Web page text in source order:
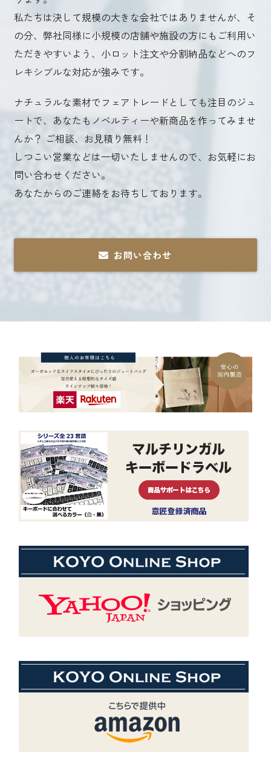
私たちは決して規模の大きな会社ではありませんが、そ
の分、弊社同様に小規模の店舗や施設の方にもご利用い
ただきやすいよう、小ロット注文や分割納品などへのフ
レキシブルな対応が強みです。
ナチュラルな素材でフェアトレードとしても注目のジュ
ートで、あなたもノベルティーや新商品を作ってみませ
んか？ ご相談、お見積り無料！
しつこい営業などは一切いたしませんので、お気軽にお
問い合わせください。
あなたからのご連絡をお待ちしております。
お問い合わせ